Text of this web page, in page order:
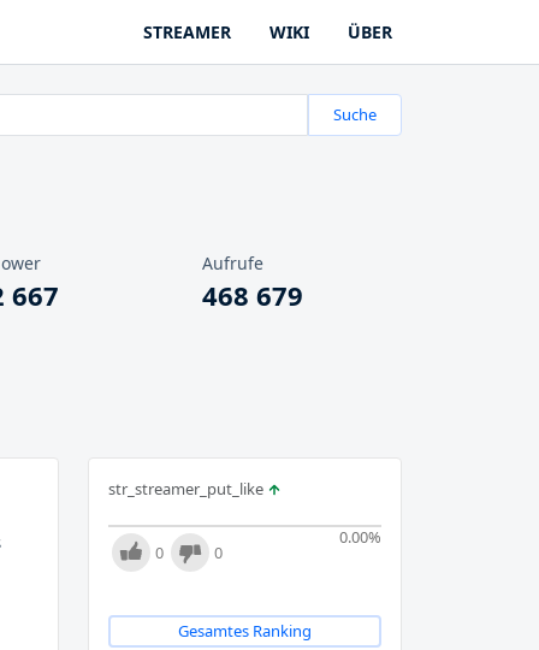
STREAMER WIKI ÜBER
Suche
667
Aufrufe
468 679
str_streamer_put_like
0.00%
0 0
Gesamtes Ranking